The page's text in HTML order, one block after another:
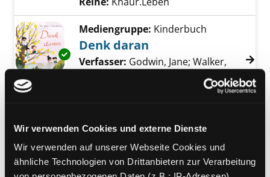
Wir verwenden Cookies und externe Dienste
Wir verwenden auf unserer Webseite Cookies und
ähnliche Technologien von Drittanbietern zur Verarbeitung
Exemplar-Details von Denk daran anzeigen
Mediengruppe: Kinderbuch
Denk daran
Verfasser: Godwin, Jane; Walker,
Suche nach diesem Verfasser
Hamburg, Carlsen
Exemplar-Details von Komm mit Rosi
Komm mit Rosi Maulwurf
auf Traumreise
Achtsamkeit und Entspannung für